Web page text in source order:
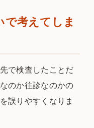
で考えてしま
で検査したことだ
のか往診なのかの
誤りやすくなりま